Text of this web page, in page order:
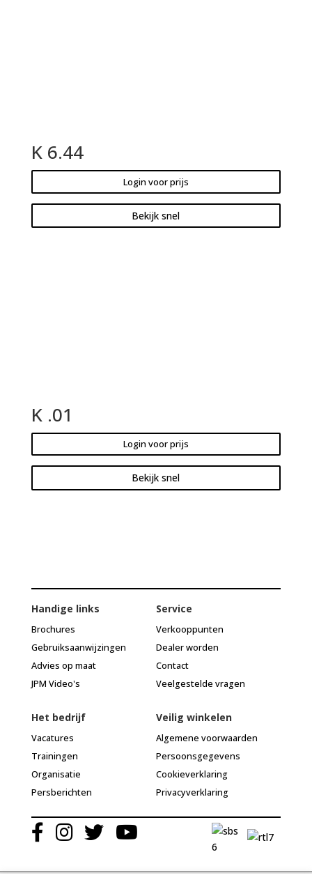
K 6.44
Login voor prijs
Bekijk snel
K .01
Login voor prijs
Bekijk snel
Handige links
Brochures
Gebruiksaanwijzingen
Advies op maat
JPM Video's
Service
Verkooppunten
Dealer worden
Contact
Veelgestelde vragen
Het bedrijf
Vacatures
Trainingen
Organisatie
Persberichten
Veilig winkelen
Algemene voorwaarden
Persoonsgegevens
Cookieverklaring
Privacyverklaring